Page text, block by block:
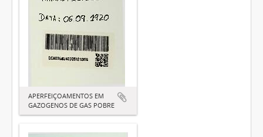
APERFEIÇOAMENTOS EM
GAZOGENOS DE GAS POBRE